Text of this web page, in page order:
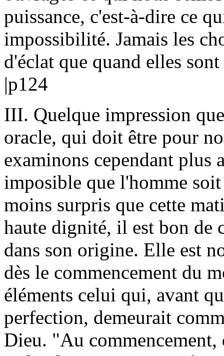
puissance, c'est-à-dire ce
impossibilité. Jamais les
d'éclat que quand elles
|p124
III. Quelque impression
oracle, qui doit être pour
examinons cependant
imposible que l'homme
moins surpris que cette
haute dignité, il est bon de
dans son origine. Elle est
dès le commencement du
éléments celui qui, avant
perfection, demeurait
Dieu. "Au